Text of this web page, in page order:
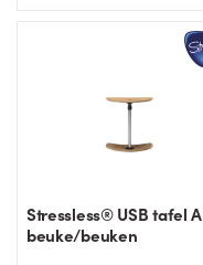
Stressless® USB tafel A
beuke/beuken